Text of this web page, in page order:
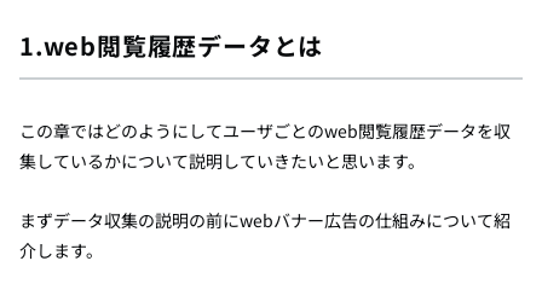
1.web閲覧履歴データとは
この章ではどのようにしてユーザごとのweb閲覧履歴データを収
集しているかについて説明していきたいと思います。
まずデータ収集の説明の前にwebバナー広告の仕組みについて紹
介します。